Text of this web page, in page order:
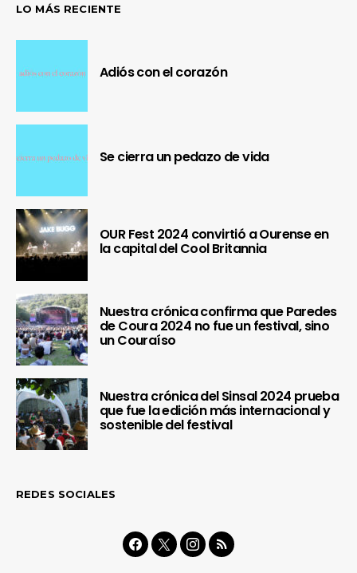
LO MÁS RECIENTE
Adiós con el corazón
Se cierra un pedazo de vida
OUR Fest 2024 convirtió a Ourense en
la capital del Cool Britannia
Nuestra crónica confirma que Paredes
de Coura 2024 no fue un festival, sino
un Couraíso
Nuestra crónica del Sinsal 2024 prueba
que fue la edición más internacional y
sostenible del festival
REDES SOCIALES